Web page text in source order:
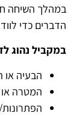
במהלך השיחה
הדברים כדי
במקביל נהוג
הבעיה
המטרה או